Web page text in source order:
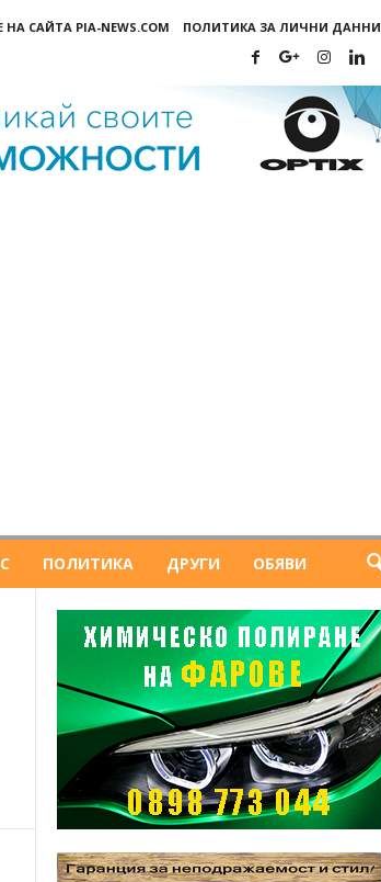
САЙТА PIA-NEWS.COM ПОЛИТИКА ЗА ЛИЧНИ ДАННИ
ПОЛИТИКА ДРУГИ ОБЯВИ